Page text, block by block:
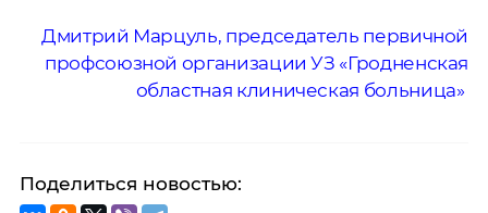
Дмитрий Марцуль, председатель первичной
профсоюзной организации УЗ «Гродненская
областная клиническая больница»
Поделиться новостью: